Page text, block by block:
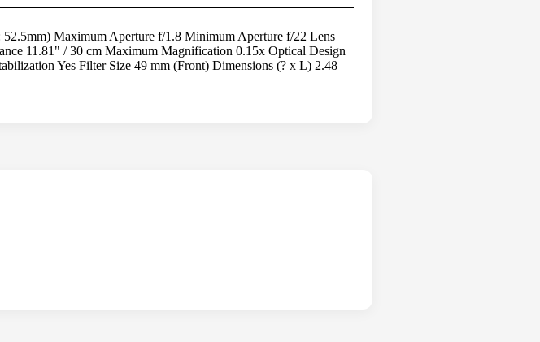
Maximum Aperture f/1.8 Minimum Aperture f/22 Lens
11.81" / 30 cm Maximum Magnification 0.15x Optical Design
Yes Filter Size 49 mm (Front) Dimensions (? x L) 2.48